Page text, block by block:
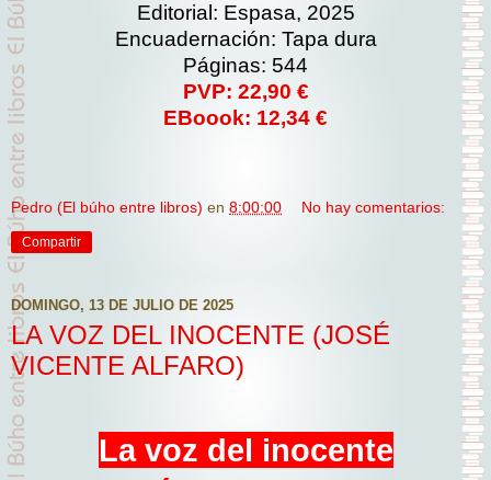
Editorial: Espasa, 2025
Encuadernación: Tapa dura
Páginas: 544
PVP: 22,90 €
EBoook: 12,34 €
Pedro (El búho entre libros) en 8:00:00 No hay comentarios:
Compartir
DOMINGO, 13 DE JULIO DE 2025
LA VOZ DEL INOCENTE (JOSÉ
VICENTE ALFARO)
La voz del inocente